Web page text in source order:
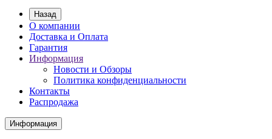
Назад
О компании
Доставка и Оплата
Гарантия
Информация
Новости и Обзоры
Политика конфиденциальности
Контакты
Распродажа
Информация